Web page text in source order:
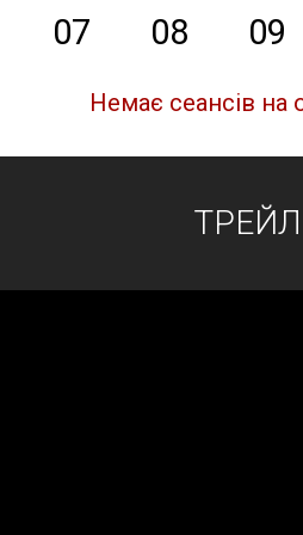
07 08 09
Немає сеансів на